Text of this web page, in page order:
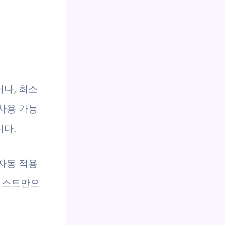
나, 최소
용 가능
다.
동 적용
트만으